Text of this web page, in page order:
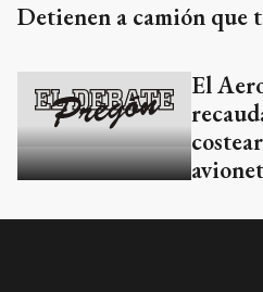
Detienen a camión que
El